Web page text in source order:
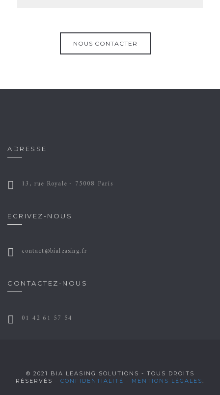
NOUS CONTACTER
ADRESSE
13, rue Royale - 75008 Paris
ECRIVEZ-NOUS
contact@bialeasing.fr
CONTACTEZ-NOUS
01 42 61 57 54
© 2021 BIA LEASING SOLUTIONS - TOUS DROITS
RÉSERVÉS - CONFIDENTIALITÉ - MENTIONS LÉGALES.